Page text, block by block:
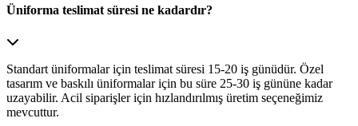
Üniforma teslimat süresi ne kadardır?
Standart üniformalar için teslimat süresi 15-20 iş günüdür. Özel
tasarım ve baskılı üniformalar için bu süre 25-30 iş gününe kadar
uzayabilir. Acil siparişler için hızlandırılmış üretim seçeneğimiz
mevcuttur.